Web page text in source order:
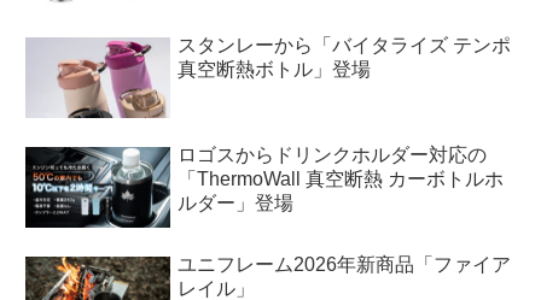
スタンレーから「バイタライズ テンポ
真空断熱ボトル」登場
ロゴスからドリンクホルダー対応の
「ThermoWall 真空断熱 カーボトルホ
ルダー」登場
ユニフレーム2026年新商品「ファイア
レイル」